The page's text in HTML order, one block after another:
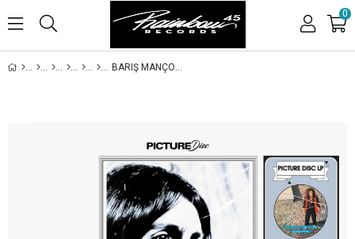
0
BARIŞ MANÇO -DÜNDEN BUGÜNE / DAĞLAR DAĞLAR (PICTURE DISC)